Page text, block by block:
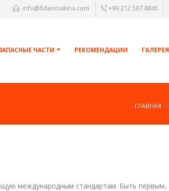
info@fidanmakina.com +90 212 567 8845
ЧАСТИ РЕКОМЕНДАЦИИ ГАЛЕРЕЯ
ГЛАВНАЯ
международным стандартам. Быть первым,